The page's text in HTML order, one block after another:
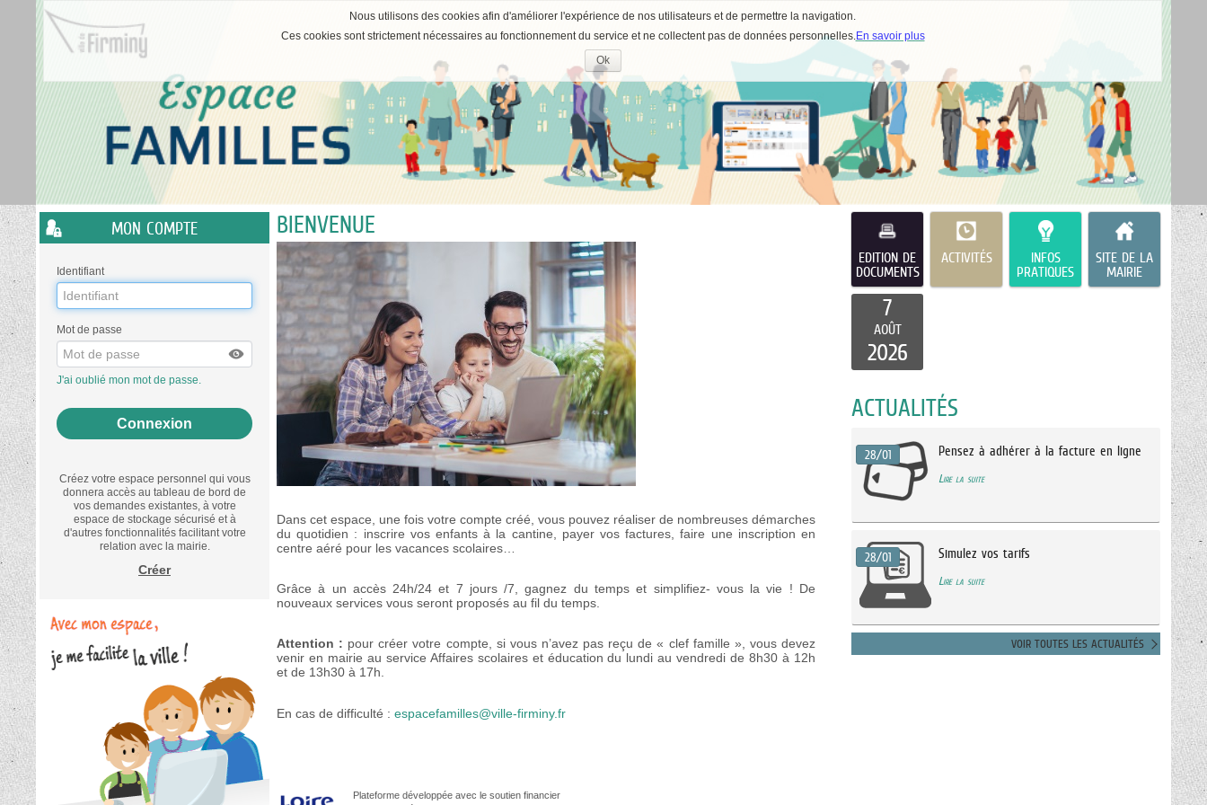
Nous utilisons des cookies afin d'améliorer l'expérience de nos utilisateurs et de permettre la navigation.
Ces cookies sont strictement nécessaires au fonctionnement du service et ne collectent pas de données personnelles.En savoir plus
Ok
Accepter
les
cookies
Liste
des
avertissements
MON COMPTE
Identifiant
Mot de passe
J'ai oublié mon mot de passe.
Créez votre espace personnel qui vous
donnera accès au tableau de bord de
vos demandes existantes, à votre
espace de stockage sécurisé et à
d'autres fonctionnalités facilitant votre
relation avec la mairie.
Créer
EDITION DE
DOCUMENTS
ACTIVITÉS
INFOS
PRATIQUES
SITE DE LA
MAIRIE
7
AOÛT
2026
BIENVENUE
Dans cet espace, une fois votre compte créé, vous pouvez réaliser de nombreuses démarches
du quotidien : inscrire vos enfants à la cantine, payer vos factures, faire une inscription en
centre aéré pour les vacances scolaires…
Grâce à un accès 24h/24 et 7 jours /7, gagnez du temps et simplifiez- vous la vie ! De
nouveaux services vous seront proposés au fil du temps.
Attention : pour créer votre compte, si vous n’avez pas reçu de « clef famille », vous devez
venir en mairie au service Affaires scolaires et éducation du lundi au vendredi de 8h30 à 12h
et de 13h30 à 17h.
En cas de difficulté : espacefamilles@ville-firminy.fr
Plateforme développée avec le soutien financier
ACTUALITÉS
28/01 Pensez à adhérer à la facture en ligne
Lire la suite
28/01 Simulez vos tarifs
Lire la suite
VOIR TOUTES LES ACTUALITÉS